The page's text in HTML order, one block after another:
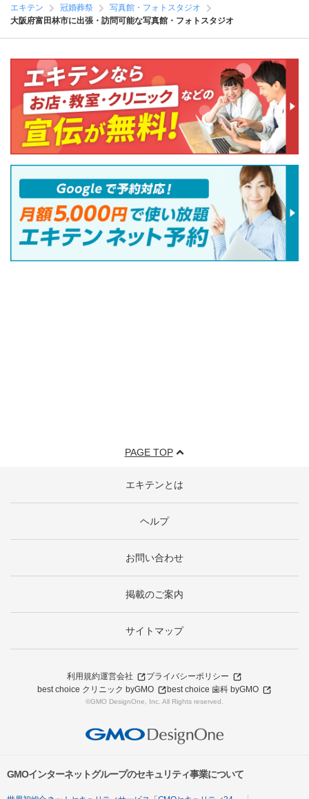
エキテン 冠婚葬祭
写真館・フォトスタジオ
大阪府富田林市に出張・訪問可能な写真館・フォトスタジオ
PAGE TOP
エキテンとは
ヘルプ
お問い合わせ
掲載のご案内
サイトマップ
利用規約運営会社
プライバシーポリシー
best choice クリニック byGMO
best choice 歯科 byGMO
©GMO DesignOne, Inc. All Rights reserved.
GMOインターネットグループのセキュリティ事業について